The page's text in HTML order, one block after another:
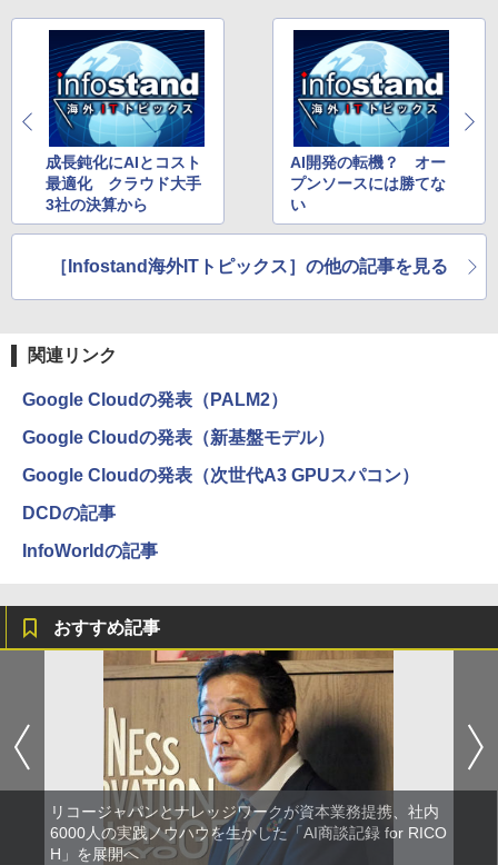
成長鈍化にAIとコスト
最適化 クラウド大手
3社の決算から
AI開発の転機？ オー
プンソースには勝てな
い
［Infostand海外ITトピックス］の他の記事を見る
関連リンク
Google Cloudの発表（PALM2）
Google Cloudの発表（新基盤モデル）
Google Cloudの発表（次世代A3 GPUスパコン）
DCDの記事
InfoWorldの記事
おすすめ記事
リコージャパンとナレッジワークが資本業務提携、社内
6000人の実践ノウハウを生かした「AI商談記録 for RICO
H」を展開へ